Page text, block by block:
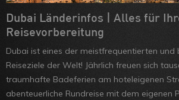
ARVB
Dubai Länderinfos | Alles für
Reisevorbereitung
Dubai ist eines der meistfrequentierten und
Reiseziele der Welt! Jährlich freuen sich
traumhafte Badeferien am hoteleigenen
abenteuerliche Rundreise mit dem eigenen